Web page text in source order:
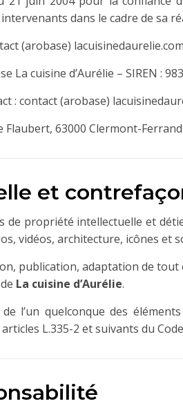
dans le cadre de sa
(arobase) lacuisinedaurelie.com
La cuisine d’Aurélie – SIREN :
: contact (arobase)
63000 Clermont-
et
propriété intellectuelle et
vidéos, architecture, icônes et
publication, adaptation de
La cuisine d’Aurélie.
l’un quelconque des
L.335-2 et suivants du